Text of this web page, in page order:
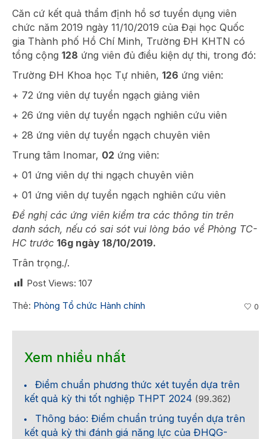
Căn cứ kết quả thẩm định hồ sơ tuyển dụng viên
chức năm 2019 ngày 11/10/2019 của Đại học Quốc
gia Thành phố Hồ Chí Minh, Trường ĐH KHTN có
tổng cộng 128 ứng viên đủ điều kiện dự thi, trong đó:
Trường ĐH Khoa học Tự nhiên, 126 ứng viên:
+ 72 ứng viên dự tuyển ngạch giảng viên
+ 26 ứng viên dự tuyển ngạch nghiên cứu viên
+ 28 ứng viên dự tuyển ngạch chuyên viên
Trung tâm Inomar, 02 ứng viên:
+ 01 ứng viên dự thi ngạch chuyên viên
+ 01 ứng viên dự tuyển ngạch nghiên cứu viên
Đề nghị các ứng viên kiểm tra các thông tin trên
danh sách, nếu có sai sót vui lòng báo về Phòng TC-
HC trước 16g ngày 18/10/2019.
Trân trọng./.
Post Views: 107
Thẻ: Phòng Tổ chức Hành chính 0
Xem nhiều nhất
Điểm chuẩn phương thức xét tuyển dựa trên
kết quả kỳ thi tốt nghiệp THPT 2024 (99.362)
Thông báo: Điểm chuẩn trúng tuyển dựa trên
kết quả kỳ thi đánh giá năng lực của ĐHQG-